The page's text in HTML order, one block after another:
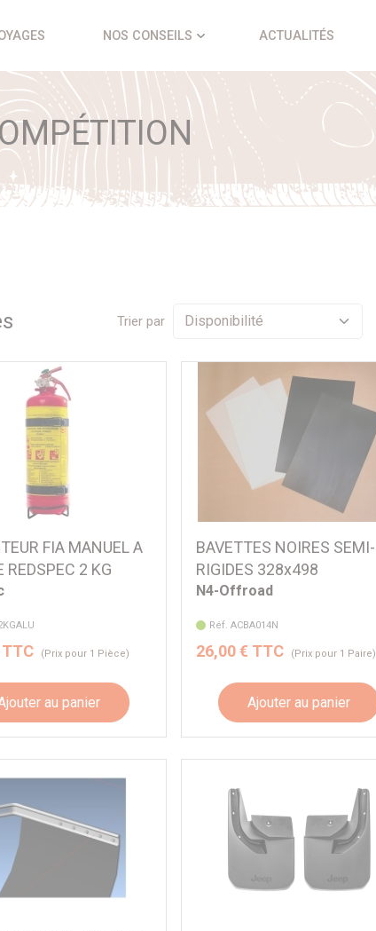
NOS CONSEILS ACTUALITÉS
s Trier par
FIA MANUEL A
REDSPEC 2 KG
(Prix pour 1 Pièce)
au panier
BAVETTES NOIRES SEMI-
RIGIDES 328x498
N4-Offroad
Réf. ACBA014N
26,00 € TTC (Prix pour 1 Paire)
Ajouter au panier